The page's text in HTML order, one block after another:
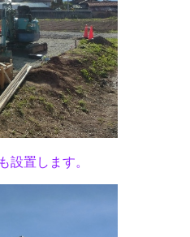
設置します。